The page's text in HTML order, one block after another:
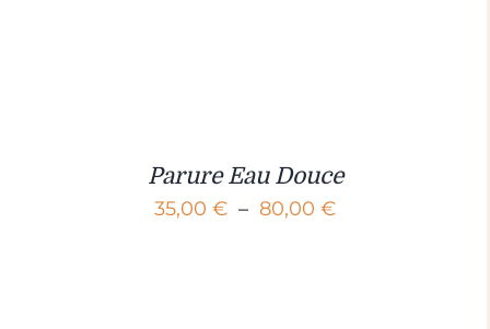
Parure Eau Douce
35,00 € – 80,00 €Plage